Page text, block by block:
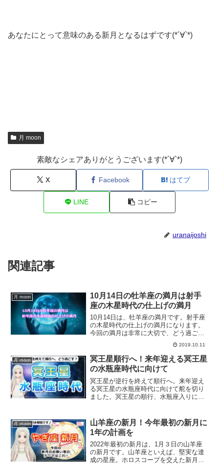
あなたにとって意味のある新月となるはずです(*´∀`*)
月 moon
素敵なシェアありがとうございます(*´∀`*)
X Facebook はてブ
LINE コピー
uranaijoshi
関連記事
月 moon
10月14日の牡羊座の満月は射手
座の木星時代の仕上げの満月
10月14日は、牡羊座の満月です。射手座
の木星時代の仕上げの満月になります。
今回の満月は非常に大切で、どう過ごす
か？で2020年をどう迎えられるか変わっ
てきます。牡羊座の満月のホロスコープ
を交えた詳細を過ごし方をご紹介しま
す。
2019.10.11
月 moon
冥王星順行へ！来年迎える冥王星
の水瓶座時代に向けて
冥王星が逆行を終えて順行へ。来年迎え
る冥王星の水瓶座時代に向けて舵を切り
ました。冥王星の順行、水瓶座入りにつ
月 moon
山羊座の新月！今年最初の新月に
1年の計画を
2022年最初の新月は、1月３日の山羊座
の新月です。山羊座といえば、堅実な達
成の星座。ホロスコープを交えた新月の